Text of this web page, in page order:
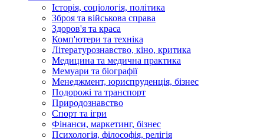
Історія, соціологія, політика
Зброя та військова справа
Здоров'я та краса
Комп'ютери та техніка
Літературознавство, кіно, критика
Медицина та медична практика
Мемуари та біографії
Менеджмент, юриспруденція, бізнес
Подорожі та транспорт
Природознавство
Спорт та ігри
Фінанси, маркетинг, бізнес
Психологія, філософія, релігія